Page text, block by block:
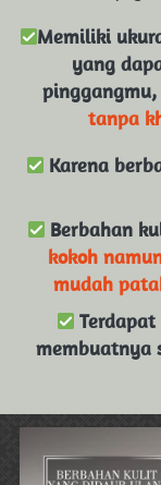
Memiliki
yang
tanpa
Karena
kokoh
mudah
Terdapat
membuatnya